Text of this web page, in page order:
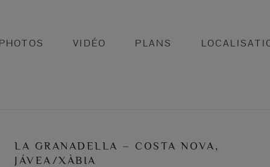
VIDÉO PLANS
LA GRANADELLA – COSTA NOVA,
JÁVEA/XÀBIA